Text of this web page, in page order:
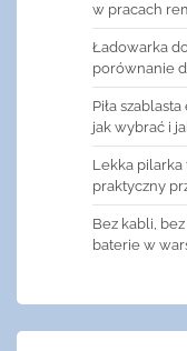
w pracach
Ładowarka
porównanie
Piła
jak wybrać i
Lekka
praktyczny
Bez kabli,
baterie w